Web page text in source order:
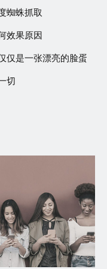
蜘蛛抓取
效果原因
仅是一张漂亮的脸蛋
切